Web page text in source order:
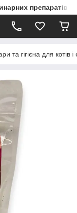
препаратів
та гігієна для котів і